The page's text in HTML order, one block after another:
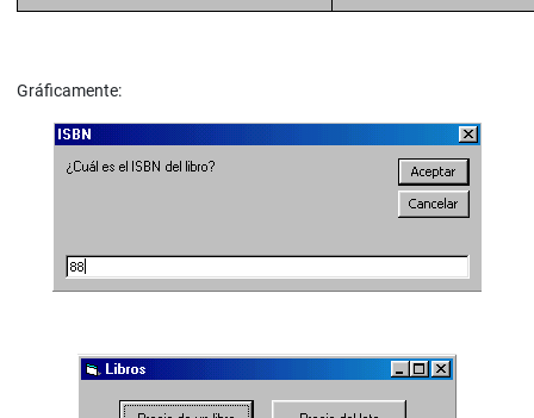
Gráficamente: